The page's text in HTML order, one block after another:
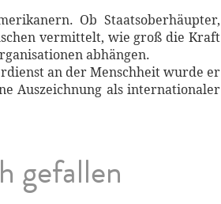
Ob Staatsoberhäupter,
vermittelt, wie groß die Kraft
abhängen.
an der Menschheit wurde er
Auszeichnung als internationaler
gefallen